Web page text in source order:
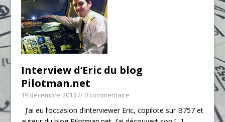
Interview d’Eric du blog
Pilotman.net
19 décembre 2013 // 0 commentaire
J’ai eu l’occasion d’interviewer Eric, copilote sur B757 et